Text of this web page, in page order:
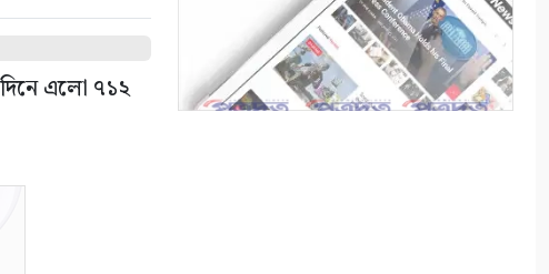
এলো ৭১২
ভোমরা বন্দর দিয়ে দুই দিনে এলো
৭১২ মেট্রিক টন কাঁচা মরিচ
৭